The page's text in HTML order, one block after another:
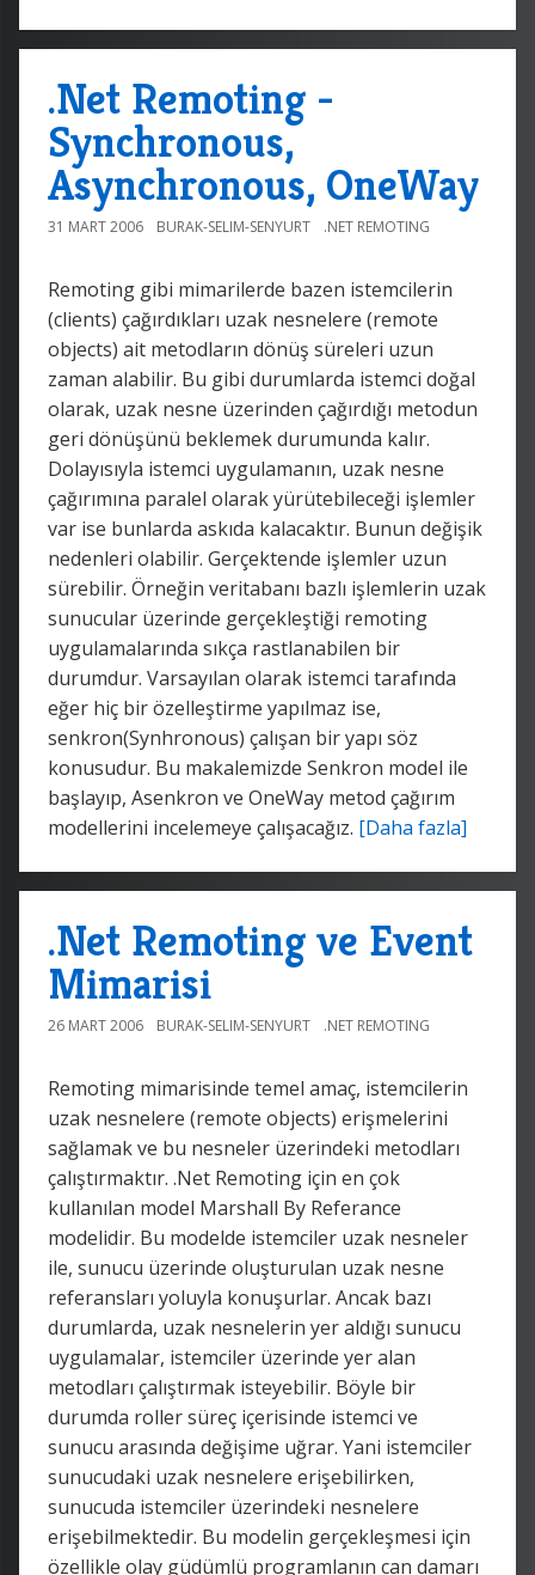
.Net Remoting -
Synchronous,
Asynchronous, OneWay
31 MART 2006 BURAK-SELIM-SENYURT .NET REMOTING
Remoting gibi mimarilerde bazen istemcilerin
(clients) çağırdıkları uzak nesnelere (remote
objects) ait metodların dönüş süreleri uzun
zaman alabilir. Bu gibi durumlarda istemci doğal
olarak, uzak nesne üzerinden çağırdığı metodun
geri dönüşünü beklemek durumunda kalır.
Dolayısıyla istemci uygulamanın, uzak nesne
çağırımına paralel olarak yürütebileceği işlemler
var ise bunlarda askıda kalacaktır. Bunun değişik
nedenleri olabilir. Gerçektende işlemler uzun
sürebilir. Örneğin veritabanı bazlı işlemlerin uzak
sunucular üzerinde gerçekleştiği remoting
uygulamalarında sıkça rastlanabilen bir
durumdur. Varsayılan olarak istemci tarafında
eğer hiç bir özelleştirme yapılmaz ise,
senkron(Synhronous) çalışan bir yapı söz
konusudur. Bu makalemizde Senkron model ile
başlayıp, Asenkron ve OneWay metod çağırım
modellerini incelemeye çalışacağız. [Daha fazla]
.Net Remoting ve Event
Mimarisi
26 MART 2006 BURAK-SELIM-SENYURT .NET REMOTING
Remoting mimarisinde temel amaç, istemcilerin
uzak nesnelere (remote objects) erişmelerini
sağlamak ve bu nesneler üzerindeki metodları
çalıştırmaktır. .Net Remoting için en çok
kullanılan model Marshall By Referance
modelidir. Bu modelde istemciler uzak nesneler
ile, sunucu üzerinde oluşturulan uzak nesne
referansları yoluyla konuşurlar. Ancak bazı
durumlarda, uzak nesnelerin yer aldığı sunucu
uygulamalar, istemciler üzerinde yer alan
metodları çalıştırmak isteyebilir. Böyle bir
durumda roller süreç içerisinde istemci ve
sunucu arasında değişime uğrar. Yani istemciler
sunucudaki uzak nesnelere erişebilirken,
sunucuda istemciler üzerindeki nesnelere
erişebilmektedir. Bu modelin gerçekleşmesi için
özellikle olay güdümlü programlanın can damarı